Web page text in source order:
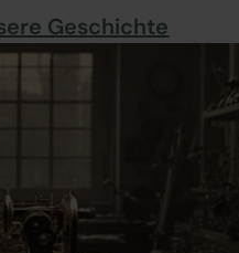
Geschichte